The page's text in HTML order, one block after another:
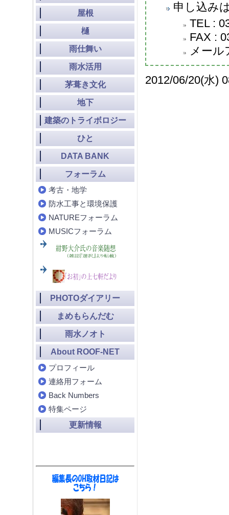
申し込み
TEL :
FAX :
メー
2012/06/20(水)
屋根
樋
雨仕舞い
雨水活用
茅葺き文化
地下
建築のトライボロジー
ひと
DATA BANK
フォーラム
考古・地学
防水工事と環境保護
NATUREフォーラム
MUSICフォーラム
PHOTOダイアリー
まめもらんだむ
雨水ノオト
About ROOF-NET
プロフィール
連絡用フォーム
Back Numbers
特集ページ
更新情報